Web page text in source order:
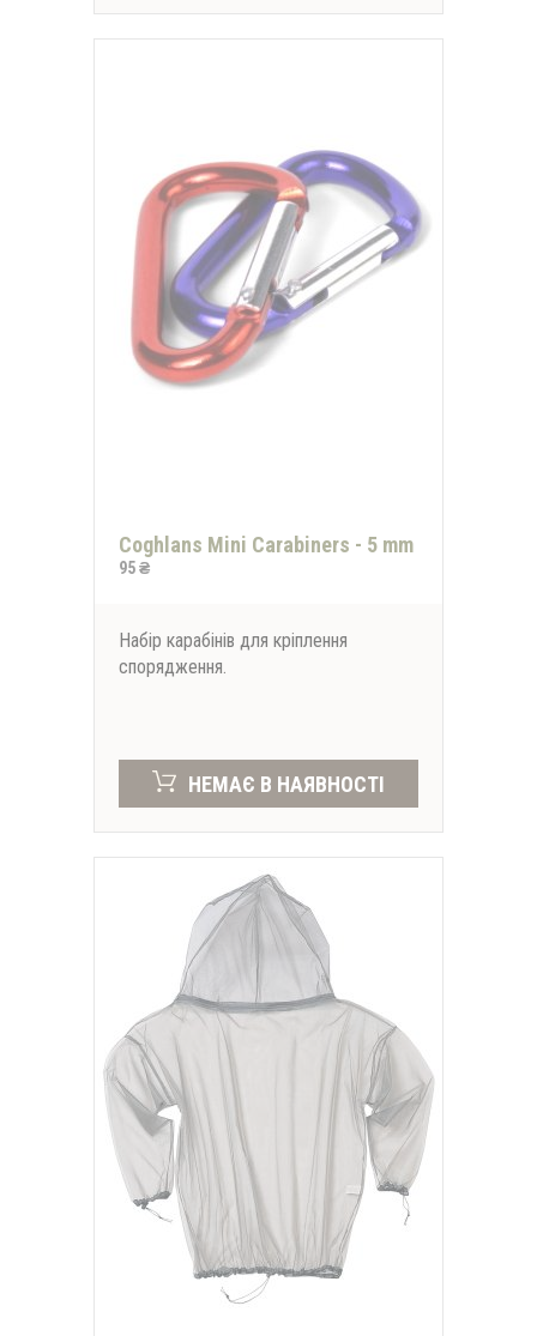
Coghlans Mini Carabiners - 5 mm
95 ₴
Набір карабінів для кріплення
спорядження.
НЕМАЄ В НАЯВНОСТІ